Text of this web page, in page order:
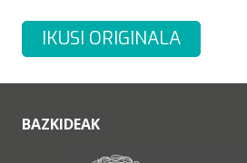
IKUSI ORIGINALA
BAZKIDEAK